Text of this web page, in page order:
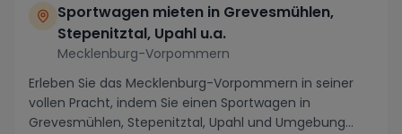
Sportwagen mieten in Grevesmühlen,
Stepenitztal, Upahl u.a.
Mecklenburg-Vorpommern
Erleben Sie das Mecklenburg-Vorpommern in seiner
vollen Pracht, indem Sie einen Sportwagen in
Grevesmühlen, Stepenitztal, Upahl und Umgebung